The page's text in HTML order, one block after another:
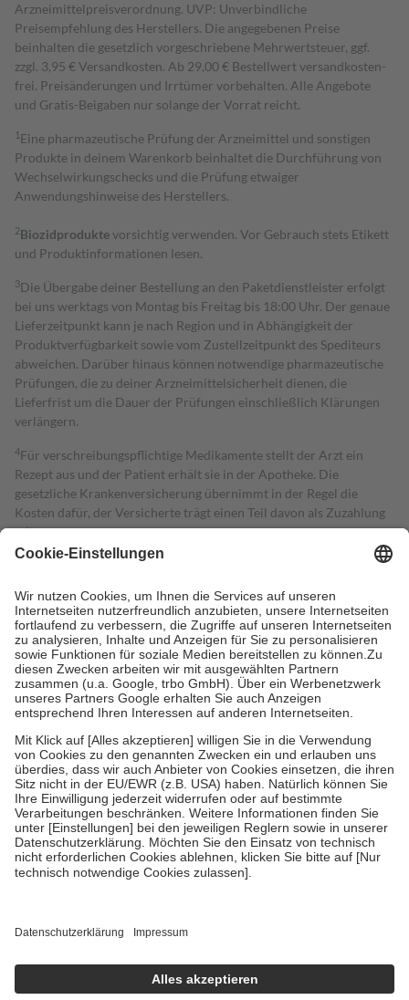
Arzneimittelpreisverordnung. UVP: Unverbindliche
Preisempfehlung des Herstellers. Die angegebenen Preise
beinhalten die gesetzlich vorgeschriebene Mehrwertsteuer, ggf.
zzgl. 3,95 € Versandkosten. Ab 29,00 € Bestell­wert versand­kosten­
frei. Preisänderungen und Irrtümer vorbehalten. Alle Angebote
und Gratis-Beigaben nur solange der Vorrat reicht.
1 Eine pharmazeutische Prüfung der Arzneimittel und sonstigen
Produkte in deinem Warenkorb beinhaltet die Durchführung von
Wechselwirkungschecks und die Prüfung etwaiger
Anwendungshinweise des Herstellers.
2Biozidproduktevorsichtig verwenden. Vor Gebrauch stets Etikett
und Produktinformationen lesen.
3Die Übergabe deiner Bestellung an den Paketdienstleister erfolgt
bei uns werktags von Montag bis Freitag bis 18:00 Uhr. Der genaue
Lieferzeitpunkt kann je nach Region und in Abhängigkeit der
Produktverfügbarkeit sowie vom Zustellzeitpunkt des Spediteurs
abweichen. Darüber hinaus können notwendige pharmazeutische
Prüfungen, die zu deiner Arzneimittelsicherheit dienen, die
Lieferfrist um die Dauer der Prüfungen einschließlich Klärungen
verlängern.
4Für verschreibungspflichtige Medikamente stellt der Arzt ein
Rezept aus und der Patient erhält sie in der Apotheke. Die
gesetzliche Krankenversicherung übernimmt in der Regel die
Kosten dafür, der Versicherte trägt einen Teil davon als Zuzahlung
mit.
Grundsätzlich leisten Mitglieder Zuzahlungen in Höhe von zehn
höchstens zehn Euro.
Es sind jedoch nie mehr als die tatsächlichen
Kosten der Leistung zu entrichten.
Diese Regeln gelten grundsätzlich auch für Online-Apotheken.
Bei Heilmitteln und häuslicher Krankenpflege beträgt die
Zuzahlung zehn Prozent der Kosten sowie zehn Euro je
Verordnung.
Um das Engagement der Versicherten für ihre eigene Gesundheit zu
stärken und die besondere Stellung der Familie zu unterstützen,
fallenkeine Zuzahlungenan bei:
• Kindern und Jugendlichen bis zum vollendeten 18. Lebensjahr
mit Ausnahme der Fahrkosten
• Untersuchungen zur Vorsorge und Früherkennung, die von der
GKV getragen werden
• empfohlenen Schutzimpfungen
• Harn- und Blutteststreifen
getroffen, um sicherzustellen, dass es sich um echte Bewertungen
https://help.etrusted.com/hc/de/articles/4419944605341